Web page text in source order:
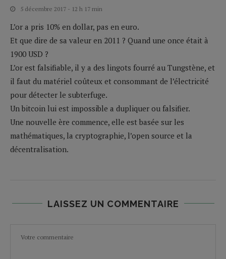
5 décembre 2017 - 12 h 17 min
L’or a pris 10% en dollar, pas en euro.
Et que dire de sa valeur en 2011 ? Quand une once était à
1900 USD ?
L’or est falsifiable, il y a des lingots fourré au Tungstène, et
il faut du matériel coûteux et consommant de l’électricité
pour détecter le subterfuge.
Un bitcoin lui est impossible a dupliquer ou falsifier.
Une nouvelle ère commence, elle est basée sur les
mathématiques, la cryptographie, l’open source et la
décentralisation.
LAISSEZ UN COMMENTAIRE